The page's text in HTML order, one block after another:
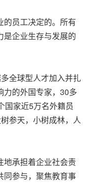
的员工决定的。所有
是企业生存与发展的
全球型人才加入并扎
力的外国专家，30多
国家近5万名外籍员
参天，小树成林，人
地承担着企业社会责
同参与，聚焦教育事